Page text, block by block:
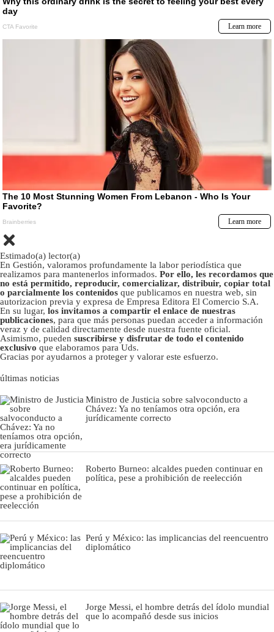
Estimado(a) lector(a)
En Gestión, valoramos profundamente la labor periodística que
realizamos para mantenerlos informados. Por ello, les recordamos que
no está permitido, reproducir, comercializar, distribuir, copiar total
o parcialmente los contenidos que publicamos en nuestra web, sin
autorizacion previa y expresa de Empresa Editora El Comercio S.A.
En su lugar, los invitamos a compartir el enlace de nuestras
publicaciones, para que más personas puedan acceder a información
veraz y de calidad directamente desde nuestra fuente oficial.
Asimismo, pueden suscribirse y disfrutar de todo el contenido
exclusivo que elaboramos para Uds.
Gracias por ayudarnos a proteger y valorar este esfuerzo.
últimas noticias
Ministro de Justicia sobre salvoconducto a
Chávez: Ya no teníamos otra opción, era
jurídicamente correcto
Roberto Burneo: alcaldes pueden continuar en
política, pese a prohibición de reelección
Perú y México: las implicancias del reencuentro
diplomático
Jorge Messi, el hombre detrás del ídolo mundial
que lo acompañó desde sus inicios